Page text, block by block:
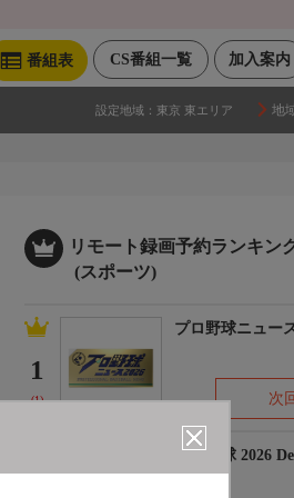
加入案内
CS番組一覧
番組表
設定地域： 東京 東エリア 地
リモート録画予約ランキン
(スポーツ)
1
(1)
プロ野球ニュー
次
プロ野球 2026